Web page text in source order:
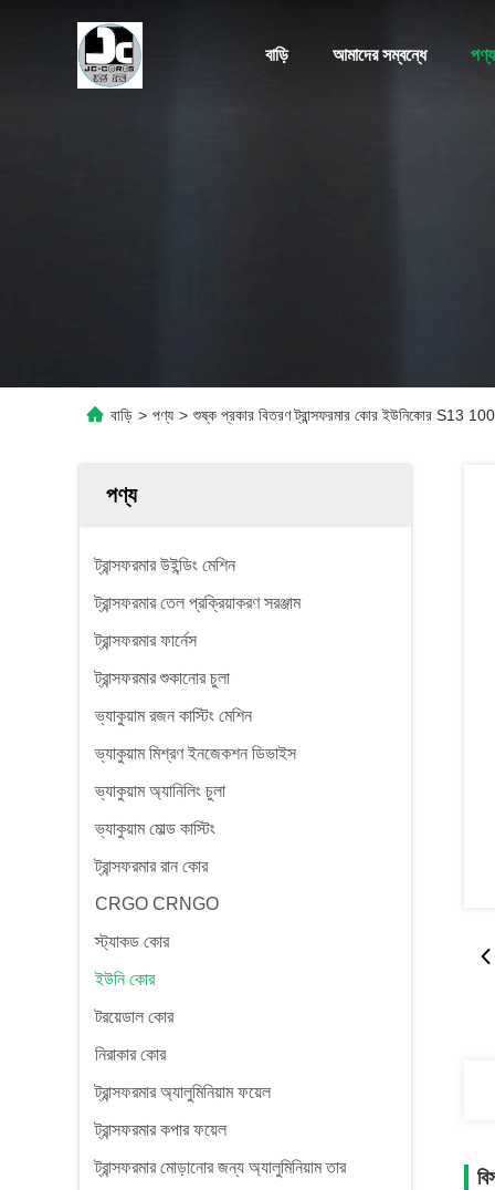
বাড়ি আমাদের সম্বন্ধে পণ্য
বাড়ি > পণ্য > শুষ্ক প্রকার বিতরণ ট্রান্সফরমার কোর ইউনিকোর S13
পণ্য
ট্রান্সফরমার উইন্ডিং মেশিন
ট্রান্সফরমার তেল প্রক্রিয়াকরণ সরঞ্জাম
ট্রান্সফরমার ফার্নেস
ট্রান্সফরমার শুকানোর চুলা
ভ্যাকুয়াম রজন কাস্টিং মেশিন
ভ্যাকুয়াম মিশ্রণ ইনজেকশন ডিভাইস
ভ্যাকুয়াম অ্যানিলিং চুলা
ভ্যাকুয়াম মোল্ড কাস্টিং
ট্রান্সফরমার রান কোর
CRGO CRNGO
স্ট্যাকড কোর
ইউনি কোর
টরয়েডাল কোর
নিরাকার কোর
ট্রান্সফরমার অ্যালুমিনিয়াম ফয়েল
ট্রান্সফরমার কপার ফয়েল
ট্রান্সফরমার মোড়ানোর জন্য অ্যালুমিনিয়াম তার